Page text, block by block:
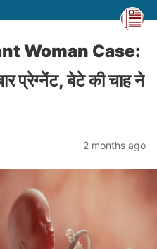
Woman Case:
प्रेग्नेंट, बेटे की चाह ने
2 months ago